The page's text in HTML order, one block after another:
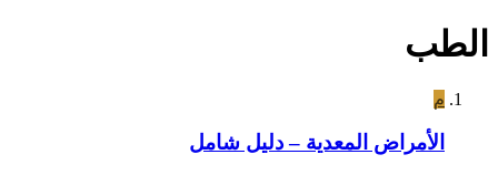
الطب
م
الأمراض المعدية – دليل شامل